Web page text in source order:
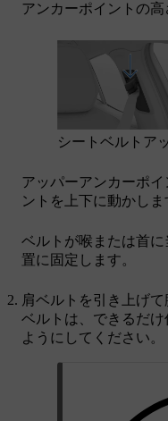
アンカーポイントの高
シートベルトア
アッパーアンカーポ
ントを上下に動かしま
ベルトが喉または首
置に固定します。
肩ベルトを引き上げ
ベルトは、できるだ
ようにしてください。